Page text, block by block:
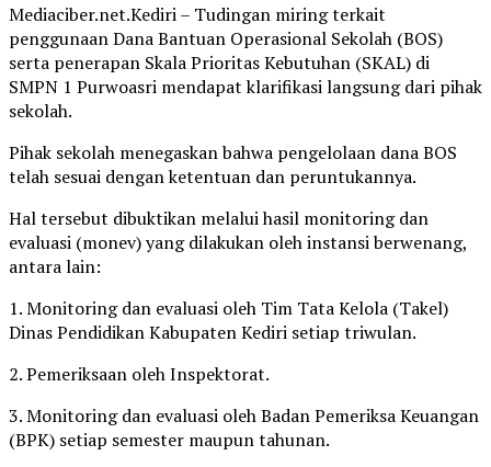
Mediaciber.net.Kediri – Tudingan miring terkait
penggunaan Dana Bantuan Operasional Sekolah (BOS)
serta penerapan Skala Prioritas Kebutuhan (SKAL) di
SMPN 1 Purwoasri mendapat klarifikasi langsung dari pihak
sekolah.
Pihak sekolah menegaskan bahwa pengelolaan dana BOS
telah sesuai dengan ketentuan dan peruntukannya.
Hal tersebut dibuktikan melalui hasil monitoring dan
evaluasi (monev) yang dilakukan oleh instansi berwenang,
antara lain:
1. Monitoring dan evaluasi oleh Tim Tata Kelola (Takel)
Dinas Pendidikan Kabupaten Kediri setiap triwulan.
2. Pemeriksaan oleh Inspektorat.
3. Monitoring dan evaluasi oleh Badan Pemeriksa Keuangan
(BPK) setiap semester maupun tahunan.